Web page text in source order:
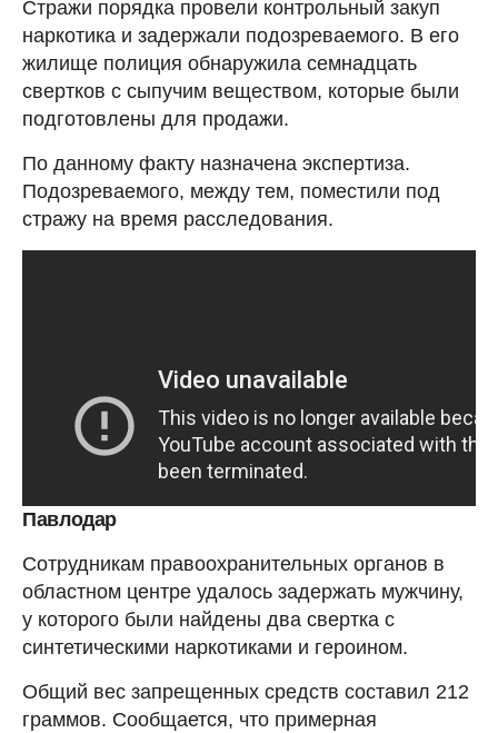
Стражи порядка провели контрольный закуп
наркотика и задержали подозреваемого. В его
жилище полиция обнаружила семнадцать
свертков с сыпучим веществом, которые были
подготовлены для продажи.
По данному факту назначена экспертиза.
Подозреваемого, между тем, поместили под
стражу на время расследования.
Павлодар
Сотрудникам правоохранительных органов в
областном центре удалось задержать мужчину,
у которого были найдены два свертка с
синтетическими наркотиками и героином.
Общий вес запрещенных средств составил 212
граммов. Сообщается, что примерная